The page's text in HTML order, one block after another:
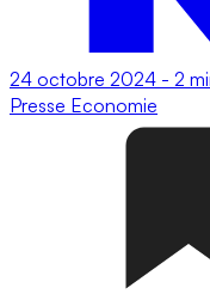
24 octobre 2024 - 2
Presse Economie